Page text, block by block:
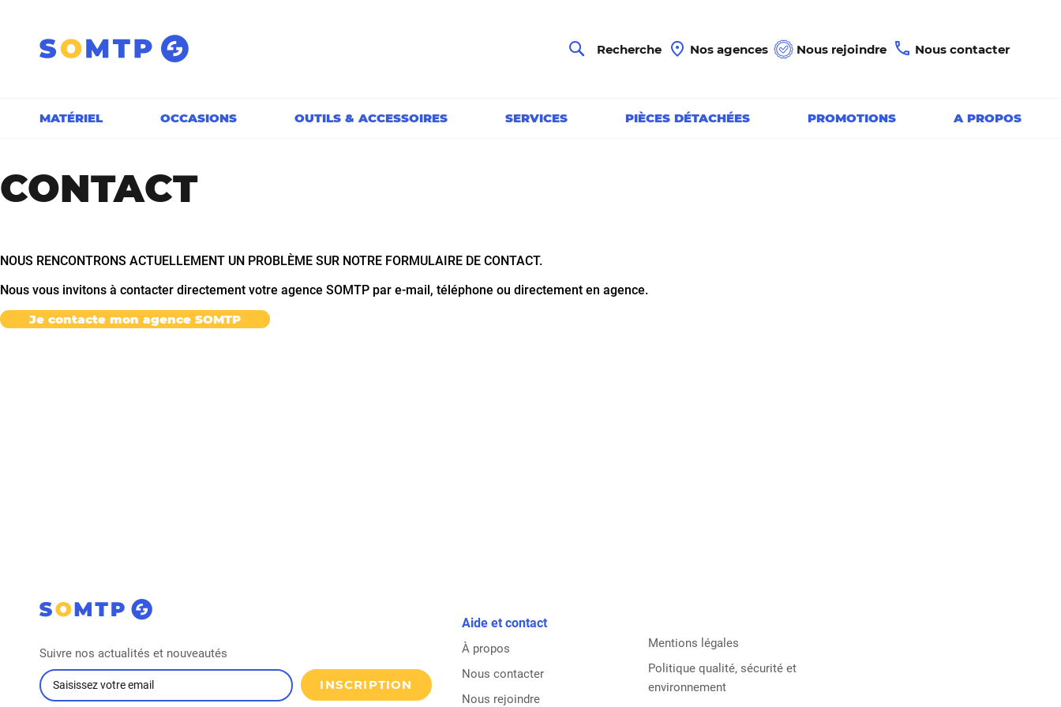
Recherche Nos agences Nous rejoindre Nous contacter
MATÉRIEL OCCASIONS OUTILS & ACCESSOIRES SERVICES PIÈCES DÉTACHÉES PROMOTIONS A PROPOS
CONTACT
NOUS RENCONTRONS ACTUELLEMENT UN PROBLÈME SUR NOTRE FORMULAIRE DE CONTACT.
Nous vous invitons à contacter directement votre agence SOMTP par e-mail, téléphone ou directement en agence.
Je contacte mon agence SOMTP
Suivre nos actualités et nouveautés
INSCRIPTION
Aide et contact
À propos
Nous contacter
Nous rejoindre
Mentions légales
Politique qualité, sécurité et
environnement